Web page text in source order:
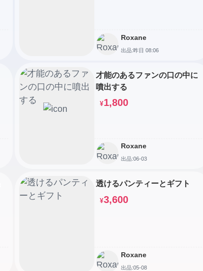
Roxane
出品:昨日 08:06
才能のあるファンの口の中に
噴出する
¥1,800
Roxane
出品:06-03
透けるパンティーとギフト
¥3,600
Roxane
出品:05-08